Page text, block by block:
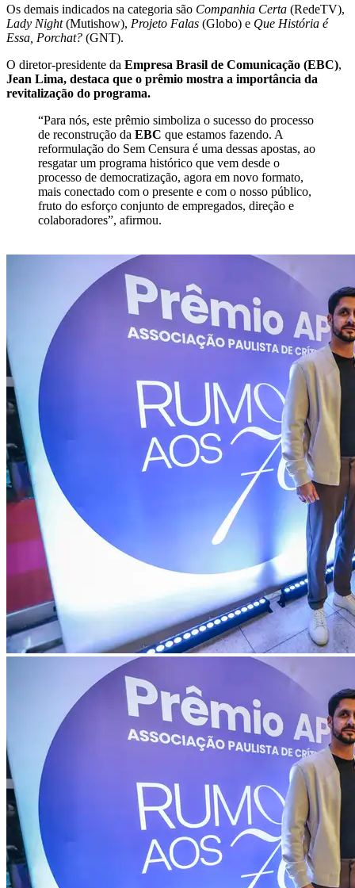
Os demais indicados na categoria são Companhia Certa (RedeTV),
Lady Night(Mutishow), Projeto Falas (Globo) e Que História é
Essa, Porchat? (GNT).
O diretor-presidente da Empresa Brasil de Comunicação (EBC),
Jean Lima, destaca que o prêmio mostra a importância da
revitalização do programa.
“Para nós, este prêmio simboliza o sucesso do processo
de reconstrução da EBC que estamos fazendo. A
reformulação do Sem Censura é uma dessas apostas, ao
resgatar um programa histórico que vem desde o
processo de democratização, agora em novo formato,
mais conectado com o presente e com o nosso público,
fruto do esforço conjunto de empregados, direção e
colaboradores”, afirmou.